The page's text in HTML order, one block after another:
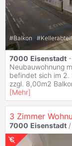
#Balkon #Kellerabteil
7000 Eisenstadt
Neubauwohnung
befindet sich im 2.
zzgl. 8,00m2
[Mehr]
7000 Eisenstadt